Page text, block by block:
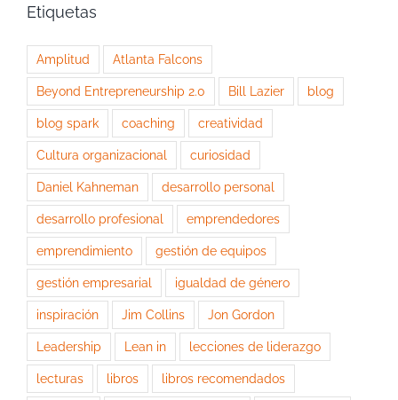
Etiquetas
Amplitud Atlanta Falcons
Beyond Entrepreneurship 2.0 Bill Lazier blog
blog spark coaching creatividad
Cultura organizacional curiosidad
Daniel Kahneman desarrollo personal
desarrollo profesional emprendedores
emprendimiento gestión de equipos
gestión empresarial igualdad de género
inspiración Jim Collins Jon Gordon
Leadership Lean in lecciones de liderazgo
lecturas libros libros recomendados